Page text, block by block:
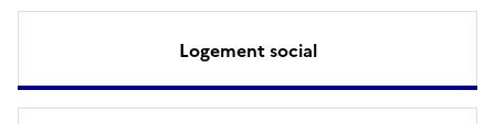
Logement social